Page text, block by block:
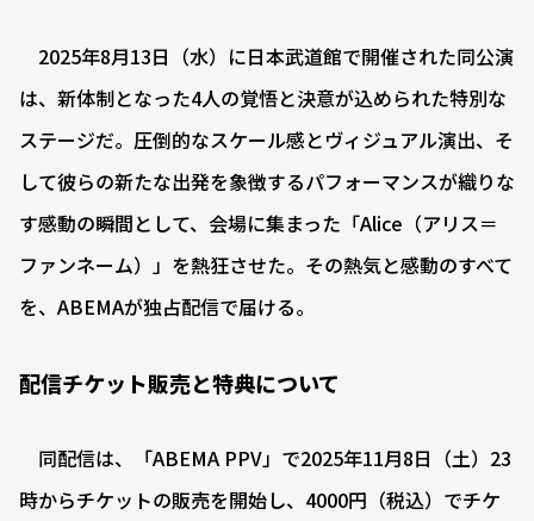
2025年8月13日（水）に日本武道館で開催された同公演
は、新体制となった4人の覚悟と決意が込められた特別な
ステージだ。圧倒的なスケール感とヴィジュアル演出、そ
して彼らの新たな出発を象徴するパフォーマンスが織りな
す感動の瞬間として、会場に集まった「Alice（アリス＝
ファンネーム）」を熱狂させた。その熱気と感動のすべて
を、ABEMAが独占配信で届ける。
配信チケット販売と特典について
同配信は、「ABEMA PPV」で2025年11月8日（土）23
時からチケットの販売を開始し、4000円（税込）でチケ